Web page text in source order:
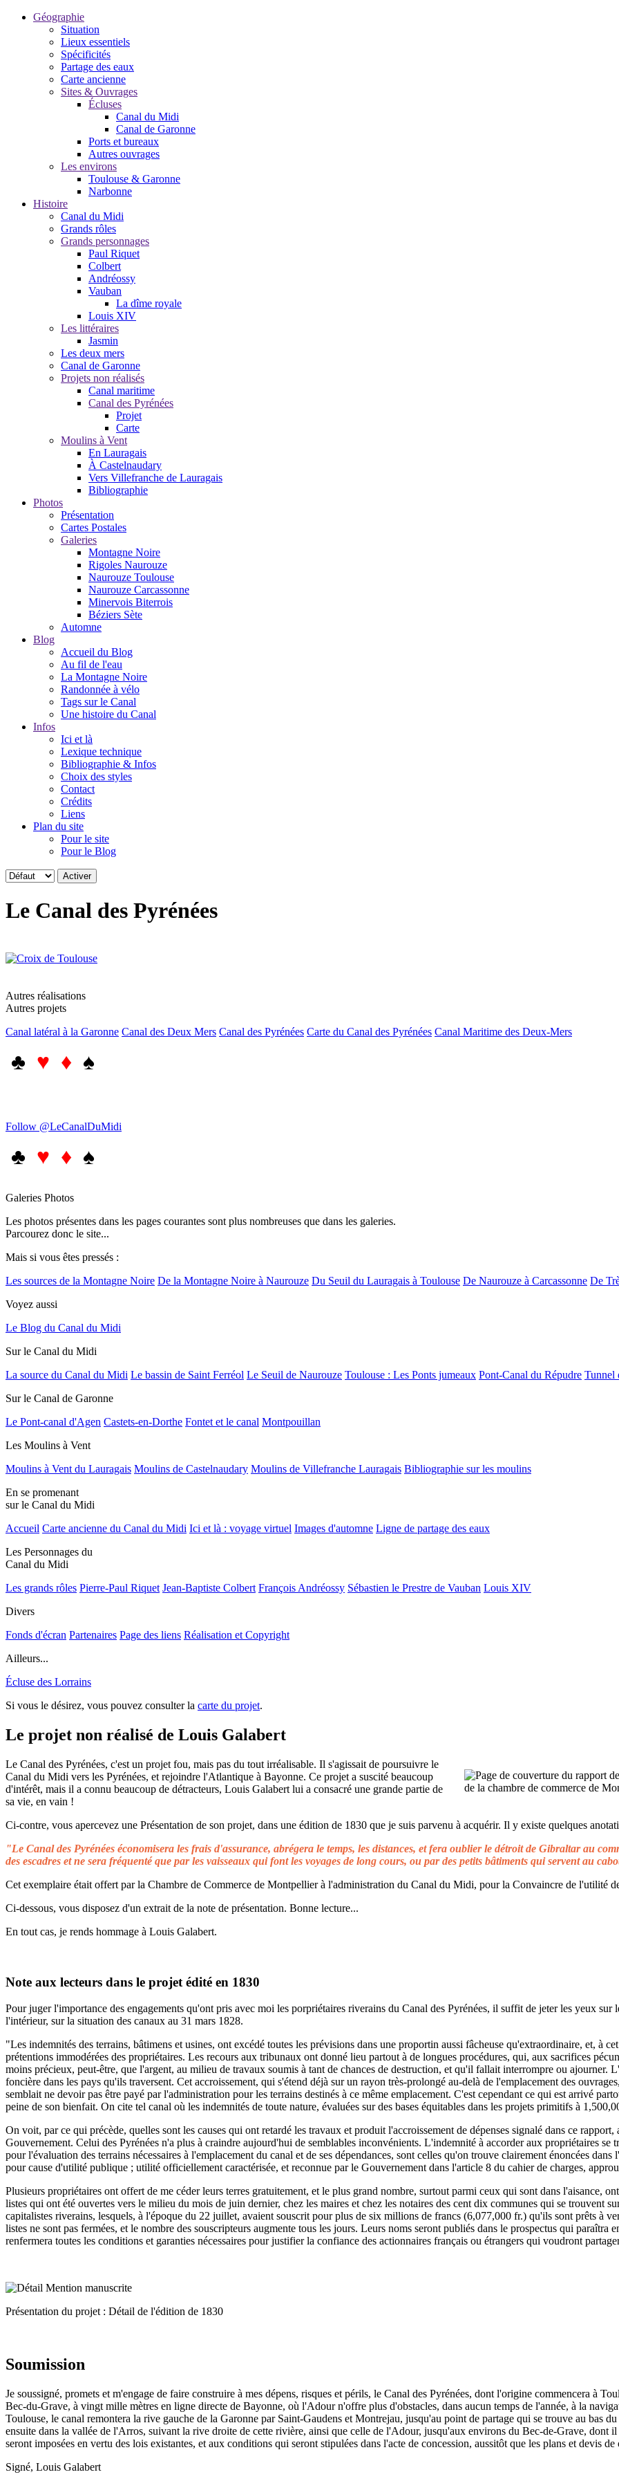
Géographie
Situation
Lieux essentiels
Spécificités
Partage des eaux
Carte ancienne
Sites & Ouvrages
Écluses
Canal du Midi
Canal de Garonne
Ports et bureaux
Autres ouvrages
Les environs
Toulouse & Garonne
Narbonne
Histoire
Canal du Midi
Grands rôles
Grands personnages
Paul Riquet
Colbert
Andréossy
Vauban
La dîme royale
Louis XIV
Les littéraires
Jasmin
Les deux mers
Canal de Garonne
Projets non réalisés
Canal maritime
Canal des Pyrénées
Projet
Carte
Moulins à Vent
En Lauragais
À Castelnaudary
Vers Villefranche de Lauragais
Bibliographie
Photos
Présentation
Cartes Postales
Galeries
Montagne Noire
Rigoles Naurouze
Naurouze Toulouse
Naurouze Carcassonne
Minervois Biterrois
Béziers Sète
Automne
Blog
Accueil du Blog
Au fil de l'eau
La Montagne Noire
Randonnée à vélo
Tags sur le Canal
Une histoire du Canal
Infos
Ici et là
Lexique technique
Bibliographie & Infos
Choix des styles
Contact
Crédits
Liens
Plan du site
Pour le site
Pour le Blog
Le Canal des Pyrénées
Autres réalisations
Autres projets
Canal latéral à la Garonne Canal des Deux Mers Canal des Pyrénées Carte du Canal des Pyrénées Canal Maritime des Deux-Mers
♣ ♥ ♦ ♠
Follow @LeCanalDuMidi
♣ ♥ ♦ ♠
Galeries Photos
Les photos présentes dans les pages courantes sont plus nombreuses que dans les galeries.
Parcourez donc le site...
Mais si vous êtes pressés :
Les sources de la Montagne Noire De la Montagne Noire à Naurouze Du Seuil du Lauragais à Toulouse De Naurouze à Carcassonne De
Voyez aussi
Le Blog du Canal du Midi
Sur le Canal du Midi
La source du Canal du Midi Le bassin de Saint Ferréol Le Seuil de Naurouze Toulouse : Les Ponts jumeaux Pont-Canal du Répudre Tunnel
Sur le Canal de Garonne
Le Pont-canal d'Agen Castets-en-Dorthe Fontet et le canal Montpouillan
Les Moulins à Vent
Moulins à Vent du Lauragais Moulins de Castelnaudary Moulins de Villefranche Lauragais Bibliographie sur les moulins
En se promenant
sur le Canal du Midi
Accueil Carte ancienne du Canal du Midi Ici et là : voyage virtuel Images d'automne Ligne de partage des eaux
Les Personnages du
Canal du Midi
Les grands rôles Pierre-Paul Riquet Jean-Baptiste Colbert François Andréossy Sébastien le Prestre de Vauban Louis XIV
Divers
Fonds d'écran Partenaires Page des liens Réalisation et Copyright
Ailleurs...
Écluse des Lorrains
Si vous le désirez, vous pouvez consulter la carte du projet.
Le projet non réalisé de Louis Galabert
Le Canal des Pyrénées, c'est un projet fou, mais pas du tout irréalisable. Il s'agissait de poursuivre le
Canal du Midi vers les Pyrénées, et rejoindre l'Atlantique à Bayonne. Ce projet a suscité beaucoup
d'intérêt, mais il a connu beaucoup de détracteurs, Louis Galabert lui a consacré une grande partie de
sa vie, en vain !
Ci-contre, vous apercevez une Présentation de son projet, dans une édition de 1830 que je suis parvenu à acquérir. Il y existe quelques
"Le Canal des Pyrénées économisera les frais d'assurance, abrégera le temps, les distances, et fera oublier le détroit de Gibraltar au
des escadres et ne sera fréquenté que par les vaisseaux qui font les voyages de long cours, ou par des petits bâtiments qui servent au
Cet exemplaire était offert par la Chambre de Commerce de Montpellier à l'administration du Canal du Midi, pour la Convaincre de l'utilité
Ci-dessous, vous disposez d'un extrait de la note de présentation. Bonne lecture...
En tout cas, je rends hommage à Louis Galabert.
Note aux lecteurs dans le projet édité en 1830
Pour juger l'importance des engagements qu'ont pris avec moi les porpriétaires riverains du Canal des Pyrénées, il suffit de jeter les yeux
l'intérieur, sur la situation des canaux au 31 mars 1828.
"Les indemnités des terrains, bâtimens et usines, ont excédé toutes les prévisions dans une proportin aussi fâcheuse qu'extraordinaire, et, à
prétentions immodérées des propriétaires. Les recours aux tribunaux ont donné lieu partout à de longues procédures, qui, aux sacrifices
moins précieux, peut-être, que l'argent, au milieu de travaux soumis à tant de chances de destruction, et qu'il fallait interrompre ou ajourner.
foncière dans les pays qu'ils traversent. Cet accroissement, qui s'étend déjà sur un rayon très-prolongé au-delà de l'emplacement des
semblait ne devoir pas être payé par l'administration pour les terrains destinés à ce même emplacement. C'est cependant ce qui est arrivé
peine de son bienfait. On cite tel canal où les indemnités de toute nature, évaluées sur des bases équitables dans les projets primitifs à
On voit, par ce qui précède, quelles sont les causes qui ont retardé les travaux et produit l'accroissement de dépenses signalé dans ce
Gouvernement. Celui des Pyrénées n'a plus à craindre aujourd'hui de semblables inconvénients. L'indemnité à accorder aux propriétaires se
pour l'évaluation des terrains nécessaires à l'emplacement du canal et de ses dépendances, sont celles qu'on trouve clairement énoncées
pour cause d'utilité publique ; utilité officiellement caractérisée, et reconnue par le Gouvernement dans l'article 8 du cahier de charges,
Plusieurs propriétaires ont offert de me céder leurs terres gratuitement, et le plus grand nombre, surtout parmi ceux qui sont dans l'aisance,
listes qui ont été ouvertes vers le milieu du mois de juin dernier, chez les maires et chez les notaires des cent dix communes qui se trouvent
capitalistes riverains, lesquels, à l'époque du 22 juillet, avaient souscrit pour plus de six millions de francs (6,077,000 fr.) qu'ils sont prêts à
listes ne sont pas fermées, et le nombre des souscripteurs augmente tous les jours. Leurs noms seront publiés dans le prospectus qui
renfermera toutes les conditions et garanties nécessaires pour justifier la confiance des actionnaires français ou étrangers qui voudront
Présentation du projet : Détail de l'édition de 1830
Soumission
Je soussigné, promets et m'engage de faire construire à mes dépens, risques et périls, le Canal des Pyrénées, dont l'origine commencera à
Bec-du-Grave, à vingt mille mètres en ligne directe de Bayonne, où l'Adour n'offre plus d'obstacles, dans aucun temps de l'année, à la
Toulouse, le canal remontera la rive gauche de la Garonne par Saint-Gaudens et Montrejau, jusqu'au point de partage qui se trouve au bas
ensuite dans la vallée de l'Arros, suivant la rive droite de cette rivière, ainsi que celle de l'Adour, jusqu'aux environs du Bec-de-Grave, dont
seront imposées en vertu des lois existantes, et aux conditions qui seront stipulées dans l'acte de concession, aussitôt que les plans et devis
Signé, Louis Galabert